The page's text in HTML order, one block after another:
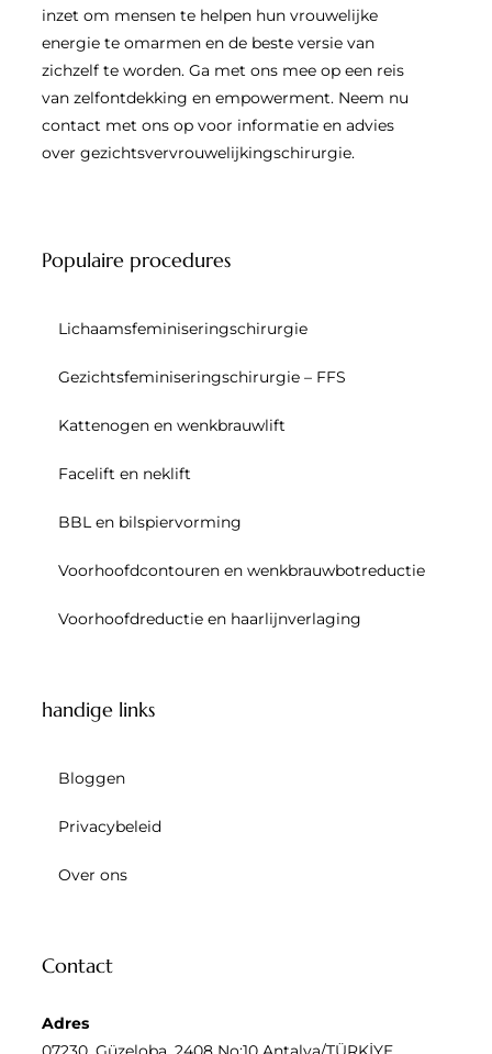
inzet om mensen te helpen hun vrouwelijke
energie te omarmen en de beste versie van
zichzelf te worden. Ga met ons mee op een reis
van zelfontdekking en empowerment. Neem nu
contact met ons op voor informatie en advies
over gezichtsvervrouwelijkingschirurgie.
Populaire procedures
Lichaamsfeminiseringschirurgie
Gezichtsfeminiseringschirurgie – FFS
Kattenogen en wenkbrauwlift
Facelift en neklift
BBL en bilspiervorming
Voorhoofdcontouren en wenkbrauwbotreductie
Voorhoofdreductie en haarlijnverlaging
handige links
Bloggen
Privacybeleid
Over ons
Contact
Adres